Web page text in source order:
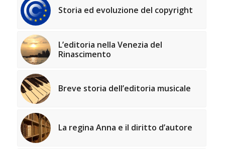
Storia ed evoluzione del copyright
L’editoria nella Venezia del
Rinascimento
Breve storia dell’editoria musicale
La regina Anna e il diritto d’autore